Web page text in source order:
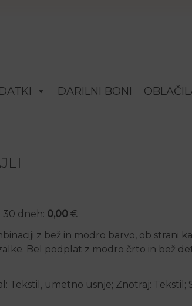
DARILNI BONI
30 dneh: 0,00 €
z bež in modro barvo, ob strani
Bel podplat z modro črto in bež
Tekstil, umetno usnje; Znotraj: Tekstil;